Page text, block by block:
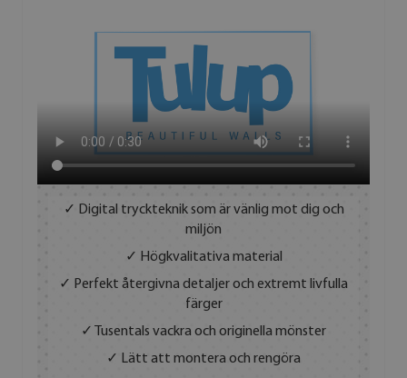
✓ Digital tryckteknik som är vänlig mot dig och
miljön
✓ Högkvalitativa material
✓ Perfekt återgivna detaljer och extremt livfulla
färger
✓ Tusentals vackra och originella mönster
✓ Lätt att montera och rengöra